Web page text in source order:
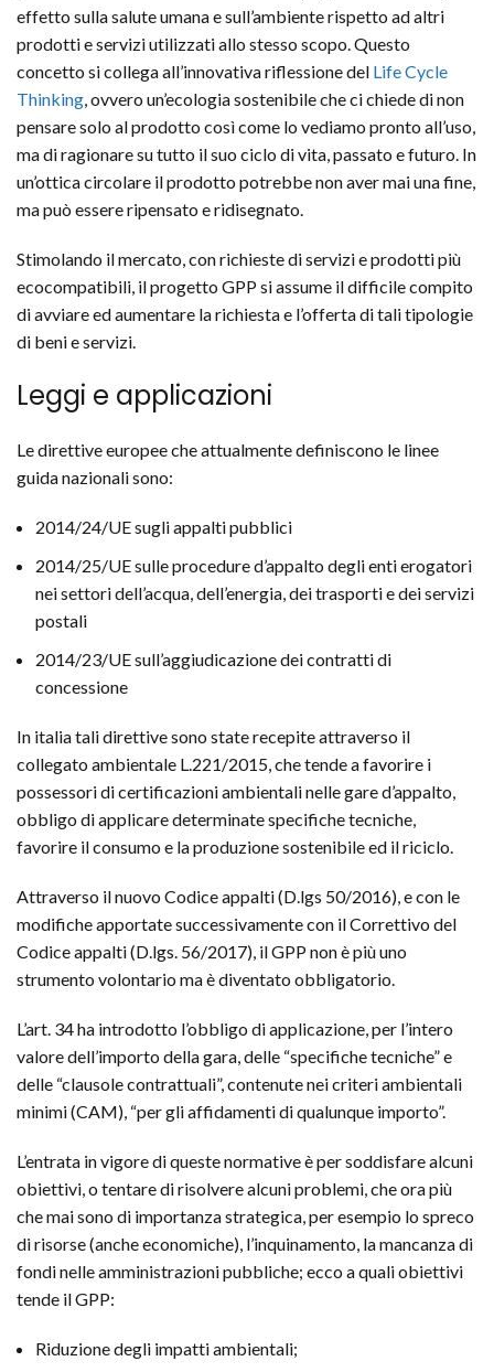
effetto sulla salute umana e sull’ambiente rispetto ad altri
prodotti e servizi utilizzati allo stesso scopo. Questo
concetto si collega all’innovativa riflessione del Life Cycle
Thinking , ovvero un’ecologia sostenibile che ci chiede di non
pensare solo al prodotto così come lo vediamo pronto all’uso,
ma di ragionare su tutto il suo ciclo di vita, passato e futuro. In
un’ottica circolare il prodotto potrebbe non aver mai una fine,
ma può essere ripensato e ridisegnato.
Stimolando il mercato, con richieste di servizi e prodotti più
ecocompatibili, il progetto GPP si assume il difficile compito
di avviare ed aumentare la richiesta e l’offerta di tali tipologie
di beni e servizi.
Leggi e applicazioni
Le direttive europee che attualmente definiscono le linee
guida nazionali sono:
2014/24/UE sugli appalti pubblici
2014/25/UE sulle procedure d’appalto degli enti erogatori
nei settori dell’acqua, dell’energia, dei trasporti e dei servizi
postali
2014/23/UE sull’aggiudicazione dei contratti di
concessione
In italia tali direttive sono state recepite attraverso il
collegato ambientale L.221/2015, che tende a favorire i
possessori di certificazioni ambientali nelle gare d’appalto,
obbligo di applicare determinate specifiche tecniche,
favorire il consumo e la produzione sostenibile ed il riciclo.
Attraverso il nuovo Codice appalti (D.lgs 50/2016), e con le
modifiche apportate successivamente con il Correttivo del
Codice appalti (D.lgs. 56/2017), il GPP non è più uno
strumento volontario ma è diventato obbligatorio.
L’art. 34 ha introdotto l’obbligo di applicazione, per l’intero
valore dell’importo della gara, delle “specifiche tecniche” e
delle “clausole contrattuali”, contenute nei criteri ambientali
minimi (CAM), “per gli affidamenti di qualunque importo”.
L’entrata in vigore di queste normative è per soddisfare alcuni
obiettivi, o tentare di risolvere alcuni problemi, che ora più
che mai sono di importanza strategica, per esempio lo spreco
di risorse (anche economiche), l’inquinamento, la mancanza di
fondi nelle amministrazioni pubbliche; ecco a quali obiettivi
tende il GPP:
Riduzione degli impatti ambientali;